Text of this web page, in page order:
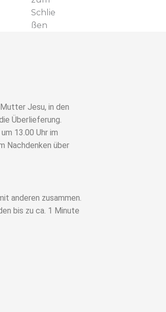
Schlie
ßen
Jesu, in den
Überlieferung.
13.00 Uhr im
Nachdenken über
anderen zusammen.
bis zu ca. 1 Minute